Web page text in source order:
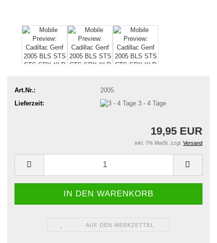
Art.Nr.:
2005
Lieferzeit:
3 - 4 Tage
19,95 EUR
inkl. 7% MwSt. zzgl. Versand
AUF DEN MERKZETTEL